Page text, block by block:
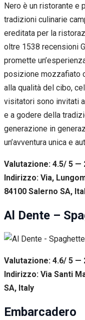
Nero è un ristorante e
tradizioni culinarie
ereditata per la
oltre 1538 recensioni
promette
posizione mozzafiato
alla qualità del cibo,
visitatori sono invitati
e a godere della
generazione in
un’avventura unica e
Valutazione: 4.5/ 5 —
Indirizzo: Via,
84100 Salerno SA,
Al Dente –
Valutazione: 4.6/ 5 —
Indirizzo: Via Santi
SA, Italy
Embarcadero